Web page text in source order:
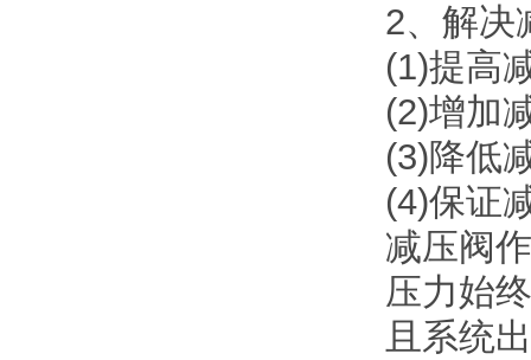
2、解决
(1)提高
(2)增加
(3)降低
(4)保证
减压阀
压力始
且系统